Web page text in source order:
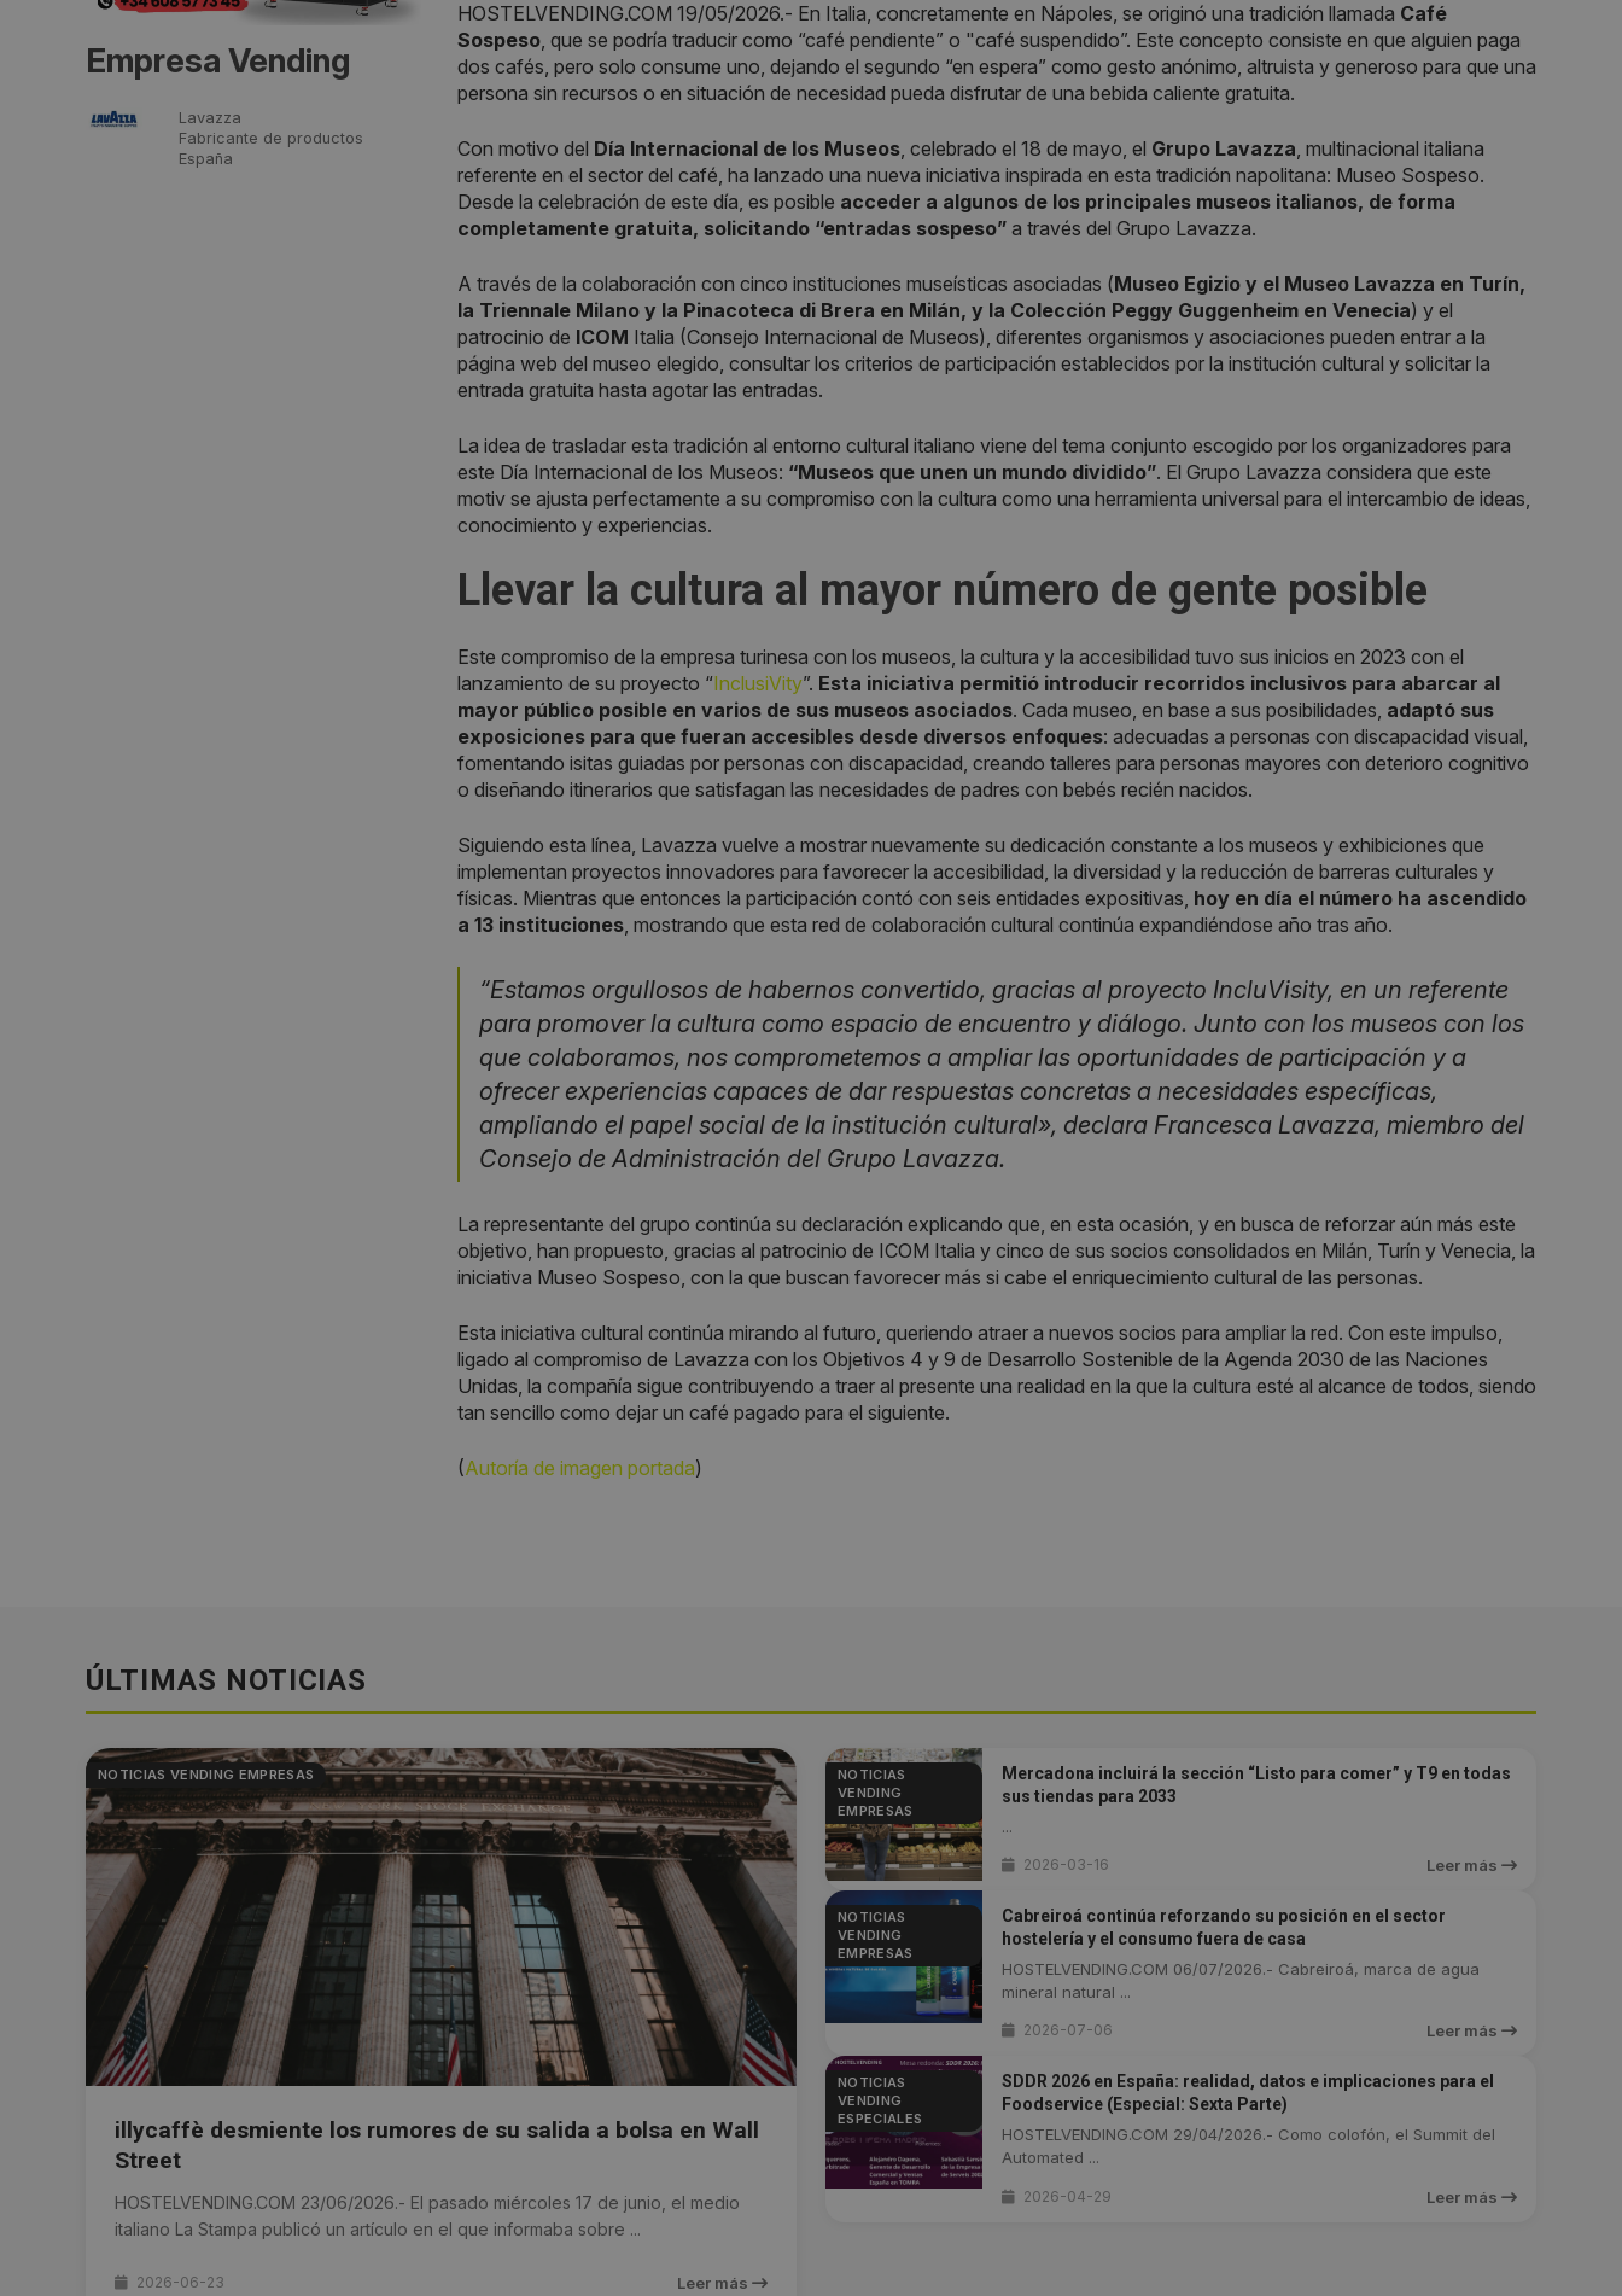
Empresa Vending
Lavazza
Fabricante de productos
España
HOSTELVENDING.COM 19/05/2026.- En Italia, concretamente en Nápoles, se originó una tradición llamada Café
Sospeso, que se podría traducir como “café pendiente” o "café suspendido”. Este concepto consiste en que alguien paga
dos cafés, pero solo consume uno, dejando el segundo “en espera” como gesto anónimo, altruista y generoso para que una
persona sin recursos o en situación de necesidad pueda disfrutar de una bebida caliente gratuita.
Con motivo del Día Internacional de los Museos, celebrado el 18 de mayo, el Grupo Lavazza, multinacional italiana
referente en el sector del café, ha lanzado una nueva iniciativa inspirada en esta tradición napolitana: Museo Sospeso.
Desde la celebración de este día, es posible acceder a algunos de los principales museos italianos, de forma
completamente gratuita, solicitando “entradas sospeso” a través del Grupo Lavazza.
A través de la colaboración con cinco instituciones museísticas asociadas (Museo Egizio y el Museo Lavazza en Turín,
la Triennale Milano y la Pinacoteca di Brera en Milán, y la Colección Peggy Guggenheim en Venecia) y el
patrocinio de ICOM Italia (Consejo Internacional de Museos), diferentes organismos y asociaciones pueden entrar a la
página web del museo elegido, consultar los criterios de participación establecidos por la institución cultural y solicitar la
entrada gratuita hasta agotar las entradas.
La idea de trasladar esta tradición al entorno cultural italiano viene del tema conjunto escogido por los organizadores para
este Día Internacional de los Museos: “Museos que unen un mundo dividido”. El Grupo Lavazza considera que este
motiv se ajusta perfectamente a su compromiso con la cultura como una herramienta universal para el intercambio de ideas,
conocimiento y experiencias.
Llevar la cultura al mayor número de gente posible
Este compromiso de la empresa turinesa con los museos, la cultura y la accesibilidad tuvo sus inicios en 2023 con el
lanzamiento de su proyecto “InclusiVity”. Esta iniciativa permitió introducir recorridos inclusivos para abarcar al
mayor público posible en varios de sus museos asociados. Cada museo, en base a sus posibilidades, adaptó sus
exposiciones para que fueran accesibles desde diversos enfoques: adecuadas a personas con discapacidad visual,
fomentando isitas guiadas por personas con discapacidad, creando talleres para personas mayores con deterioro cognitivo
o diseñando itinerarios que satisfagan las necesidades de padres con bebés recién nacidos.
Siguiendo esta línea, Lavazza vuelve a mostrar nuevamente su dedicación constante a los museos y exhibiciones que
implementan proyectos innovadores para favorecer la accesibilidad, la diversidad y la reducción de barreras culturales y
físicas. Mientras que entonces la participación contó con seis entidades expositivas, hoy en día el número ha ascendido
a 13 instituciones, mostrando que esta red de colaboración cultural continúa expandiéndose año tras año.
“Estamos orgullosos de habernos convertido, gracias al proyecto IncluVisity, en un referente
para promover la cultura como espacio de encuentro y diálogo. Junto con los museos con los
que colaboramos, nos comprometemos a ampliar las oportunidades de participación y a
ofrecer experiencias capaces de dar respuestas concretas a necesidades específicas,
ampliando el papel social de la institución cultural», declara Francesca Lavazza, miembro del
Consejo de Administración del Grupo Lavazza.
La representante del grupo continúa su declaración explicando que, en esta ocasión, y en busca de reforzar aún más este
objetivo, han propuesto, gracias al patrocinio de ICOM Italia y cinco de sus socios consolidados en Milán, Turín y Venecia, la
iniciativa Museo Sospeso, con la que buscan favorecer más si cabe el enriquecimiento cultural de las personas.
Esta iniciativa cultural continúa mirando al futuro, queriendo atraer a nuevos socios para ampliar la red. Con este impulso,
ligado al compromiso de Lavazza con los Objetivos 4 y 9 de Desarrollo Sostenible de la Agenda 2030 de las Naciones
Unidas, la compañía sigue contribuyendo a traer al presente una realidad en la que la cultura esté al alcance de todos, siendo
tan sencillo como dejar un café pagado para el siguiente.
(Autoría de imagen portada)
ÚLTIMAS NOTICIAS
NOTICIAS VENDING EMPRESAS
illycaffè desmiente los rumores de su salida a bolsa en Wall
Street
HOSTELVENDING.COM 23/06/2026.- El pasado miércoles 17 de junio, el medio
italiano La Stampa publicó un artículo en el que informaba sobre ...
2026-06-23 Leer más
NOTICIAS
VENDING
EMPRESAS
Mercadona incluirá la sección “Listo para comer” y T9 en todas
sus tiendas para 2033
...
2026-03-16 Leer más
NOTICIAS
VENDING
EMPRESAS
Cabreiroá continúa reforzando su posición en el sector
hostelería y el consumo fuera de casa
HOSTELVENDING.COM 06/07/2026.- Cabreiroá, marca de agua
mineral natural ...
2026-07-06 Leer más
NOTICIAS
VENDING
ESPECIALES
SDDR 2026 en España: realidad, datos e implicaciones para el
Foodservice (Especial: Sexta Parte)
HOSTELVENDING.COM 29/04/2026.- Como colofón, el Summit del
Automated ...
2026-04-29 Leer más